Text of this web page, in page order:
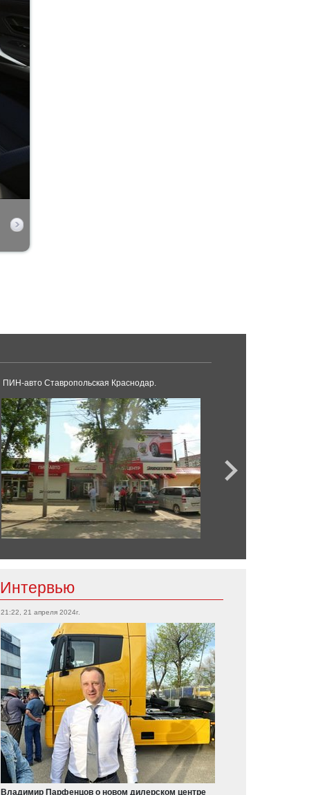
ПИН-авто Ставропольская Краснодар.
Интервью
21:22, 21 апреля 2024г.
Владимир Парфенцов о новом дилерском центре